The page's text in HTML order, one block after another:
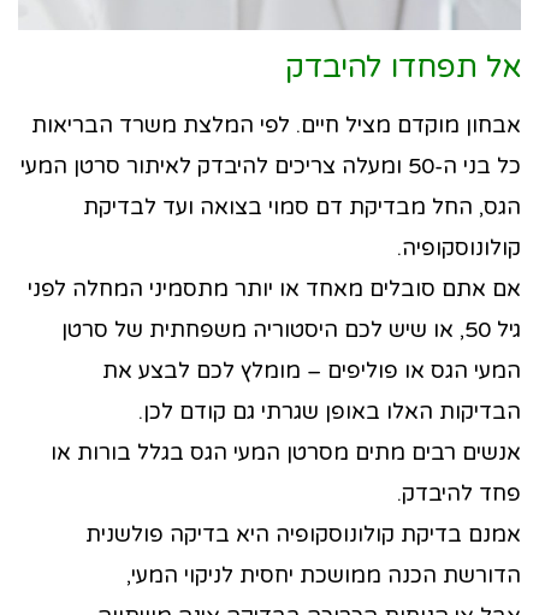
אל תפחדו להיבדק
אבחון מוקדם מציל חיים. לפי המלצת משרד הבריאות
כל בני ה-50 ומעלה צריכים להיבדק לאיתור סרטן המעי
הגס, החל מבדיקת דם סמוי בצואה ועד לבדיקת
קולונוסקופיה.
אם אתם סובלים מאחד או יותר מתסמיני המחלה לפני
גיל 50, או שיש לכם היסטוריה משפחתית של סרטן
המעי הגס או פוליפים – מומלץ לכם לבצע את
הבדיקות האלו באופן שגרתי גם קודם לכן.
אנשים רבים מתים מסרטן המעי הגס בגלל בורות או
פחד להיבדק.
אמנם בדיקת קולונוסקופיה היא בדיקה פולשנית
הדורשת הכנה ממושכת יחסית לניקוי המעי,